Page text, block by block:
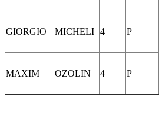
GIORGIO MICHELI 4 P
MAXIM OZOLIN 4 P